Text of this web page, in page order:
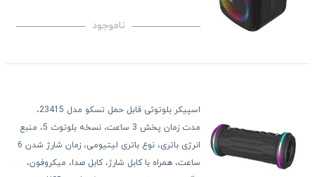
ناموجود
اسپیکر بلوتوثی قابل حمل تسکو مدل 23415،
مدت زمان پخش 3 ساعت، نسخه بلوتوث 5، منبع
انرژی باتری، نوع باتری لیتیومی، زمان شارژ شدن 6
ساعت، همراه با کابل شارژ، کابل صدا، میکروفون،